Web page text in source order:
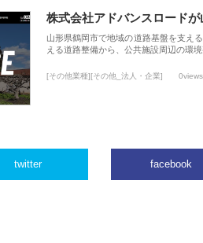
株式会社アドバンスロード
山形県鶴岡市で地域の道路基盤を支え
える道路整備から、公共施設周辺の環
[その他業種][その他_法人・企業] 0views
twitter facebook